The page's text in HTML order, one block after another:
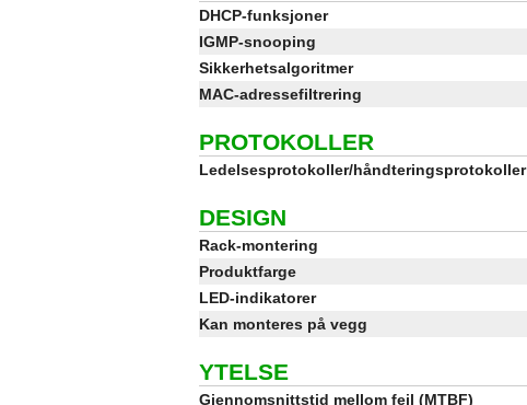
DHCP-funksjoner
IGMP-snooping
Sikkerhetsalgoritmer
MAC-adressefiltrering
PROTOKOLLER
Ledelsesprotokoller/håndteringsprotokoller
DESIGN
Rack-montering
Produktfarge
LED-indikatorer
Kan monteres på vegg
YTELSE
Gjennomsnittstid mellom feil (MTBF)